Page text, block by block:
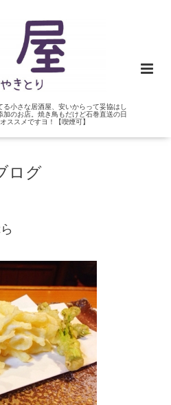
小さな居酒屋、安いからって妥協はし
加のお店。焼き鳥もだけど石巻直送の日
ススメですヨ！【喫煙可】
ログ